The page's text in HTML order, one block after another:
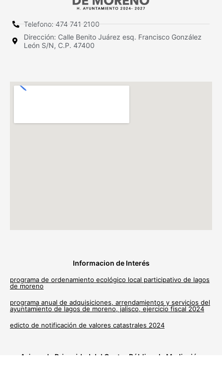
Telefono: 474 741 2100
Dirección: Calle Benito Juárez esq. Francisco González
León S/N, C.P. 47400
Informacion de Interés
programa de ordenamiento ecológico local participativo de lagos
de moreno
programa anual de adquisiciones, arrendamientos y servicios del
ayuntamiento de lagos de moreno, jalisco, ejercicio fiscal 2024
edicto de notificación de valores catastrales 2024
Avisos de Privacidad del Centro Público de Mediación